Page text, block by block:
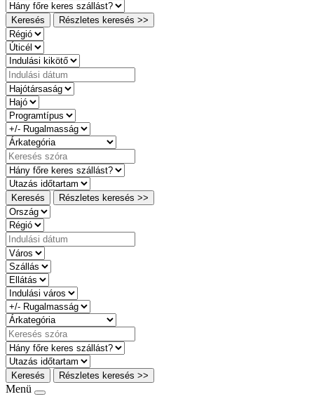
Keresés Részletes keresés >>
Keresés Részletes keresés >>
Keresés Részletes keresés >>
Menü